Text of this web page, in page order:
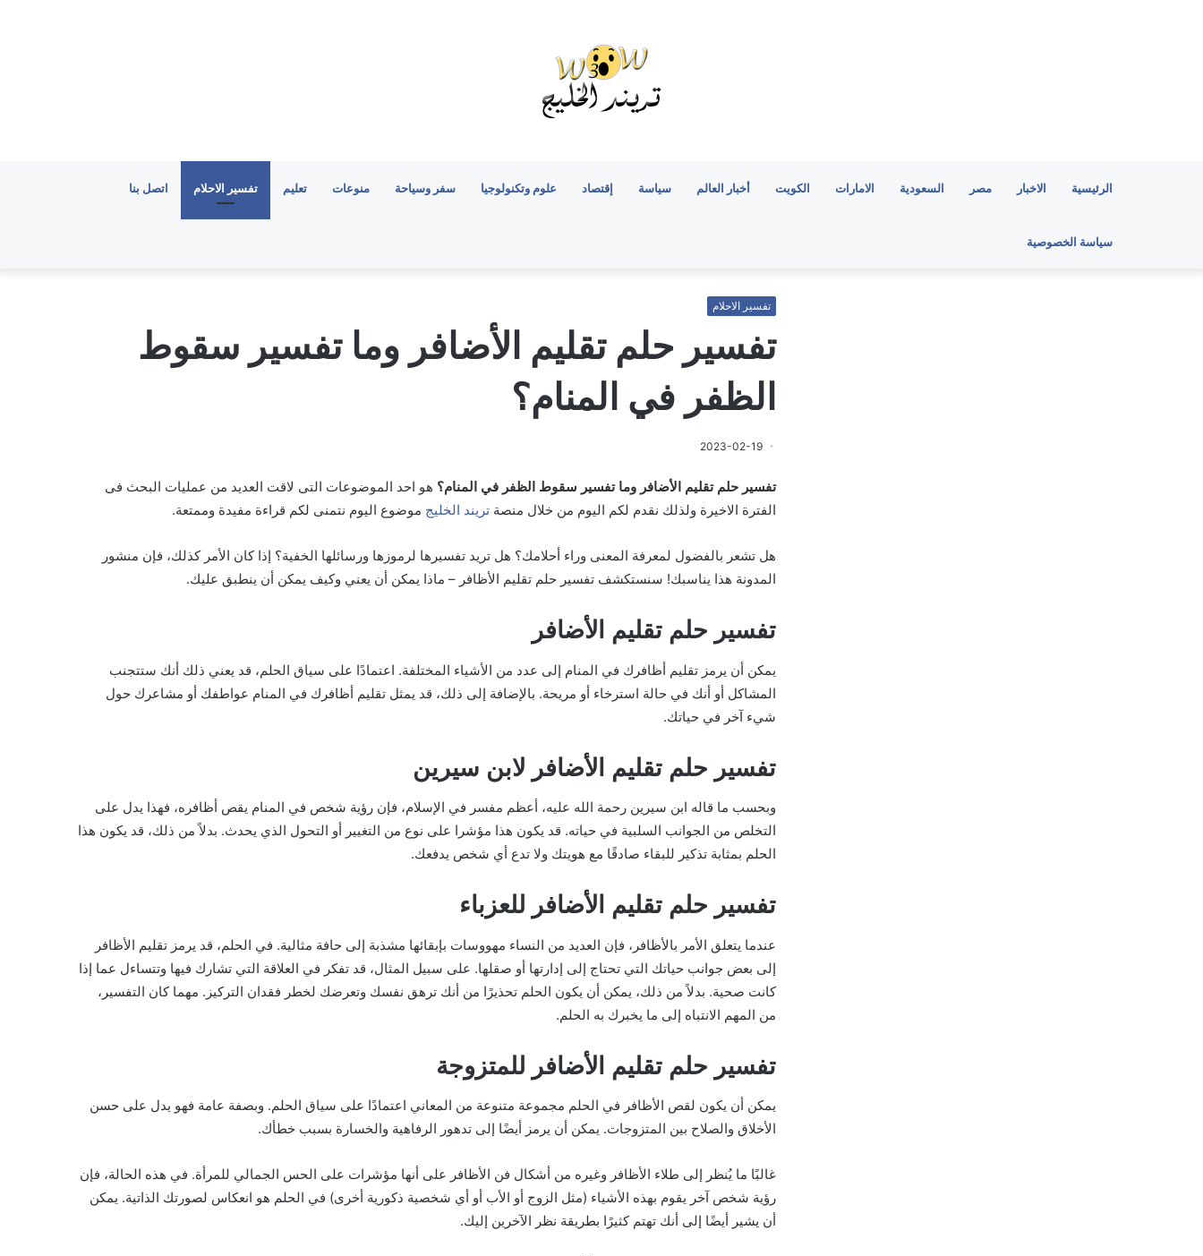
الرئيسية الاخبار مصر السعودية الامارات الكويت أخبار العالم سياسة إقتصاد علوم وتكنولوجيا سفر وسياحة منوعات تعليم تفسير الاحلام اتصل بنا
سياسة الخصوصية
تفسير الاحلام
تفسير حلم تقليم الأضافر وما تفسير سقوط
الظفر في المنام؟
2023-02-19
تفسير حلم تقليم الأضافر وما تفسير سقوط الظفر في المنام؟ هو احد الموضوعات التى لاقت العديد من عمليات البحث فى
الفترة الاخيرة ولذلك نقدم لكم اليوم من خلال منصة تريند الخليج موضوع اليوم نتمنى لكم قراءة مفيدة وممتعة.
هل تشعر بالفضول لمعرفة المعنى وراء أحلامك؟ هل تريد تفسيرها لرموزها ورسائلها الخفية؟ إذا كان الأمر كذلك، فإن منشور
المدونة هذا يناسبك! سنستكشف تفسير حلم تقليم الأظافر – ماذا يمكن أن يعني وكيف يمكن أن ينطبق عليك.
تفسير حلم تقليم الأضافر
يمكن أن يرمز تقليم أظافرك في المنام إلى عدد من الأشياء المختلفة. اعتمادًا على سياق الحلم، قد يعني ذلك أنك ستتجنب
المشاكل أو أنك في حالة استرخاء أو مريحة. بالإضافة إلى ذلك، قد يمثل تقليم أظافرك في المنام عواطفك أو مشاعرك حول
شيء آخر في حياتك.
تفسير حلم تقليم الأضافر لابن سيرين
وبحسب ما قاله ابن سيرين رحمة الله عليه، أعظم مفسر في الإسلام، فإن رؤية شخص في المنام يقص أظافره، فهذا يدل على
التخلص من الجوانب السلبية في حياته. قد يكون هذا مؤشرا على نوع من التغيير أو التحول الذي يحدث. بدلاً من ذلك، قد يكون هذا
الحلم بمثابة تذكير للبقاء صادقًا مع هويتك ولا تدع أي شخص يدفعك.
تفسير حلم تقليم الأضافر للعزباء
عندما يتعلق الأمر بالأظافر، فإن العديد من النساء مهووسات بإبقائها مشذبة إلى حافة مثالية. في الحلم، قد يرمز تقليم الأظافر
إلى بعض جوانب حياتك التي تحتاج إلى إدارتها أو صقلها. على سبيل المثال، قد تفكر في العلاقة التي تشارك فيها وتتساءل عما إذا
كانت صحية. بدلاً من ذلك، يمكن أن يكون الحلم تحذيرًا من أنك ترهق نفسك وتعرضك لخطر فقدان التركيز. مهما كان التفسير،
من المهم الانتباه إلى ما يخبرك به الحلم.
تفسير حلم تقليم الأضافر للمتزوجة
يمكن أن يكون لقص الأظافر في الحلم مجموعة متنوعة من المعاني اعتمادًا على سياق الحلم. وبصفة عامة فهو يدل على حسن
الأخلاق والصلاح بين المتزوجات. يمكن أن يرمز أيضًا إلى تدهور الرفاهية والخسارة بسبب خطأك.
غالبًا ما يُنظر إلى طلاء الأظافر وغيره من أشكال فن الأظافر على أنها مؤشرات على الحس الجمالي للمرأة. في هذه الحالة، فإن
رؤية شخص آخر يقوم بهذه الأشياء (مثل الزوج أو الأب أو أي شخصية ذكورية أخرى) في الحلم هو انعكاس لصورتك الذاتية. يمكن
أن يشير أيضًا إلى أنك تهتم كثيرًا بطريقة نظر الآخرين إليك.